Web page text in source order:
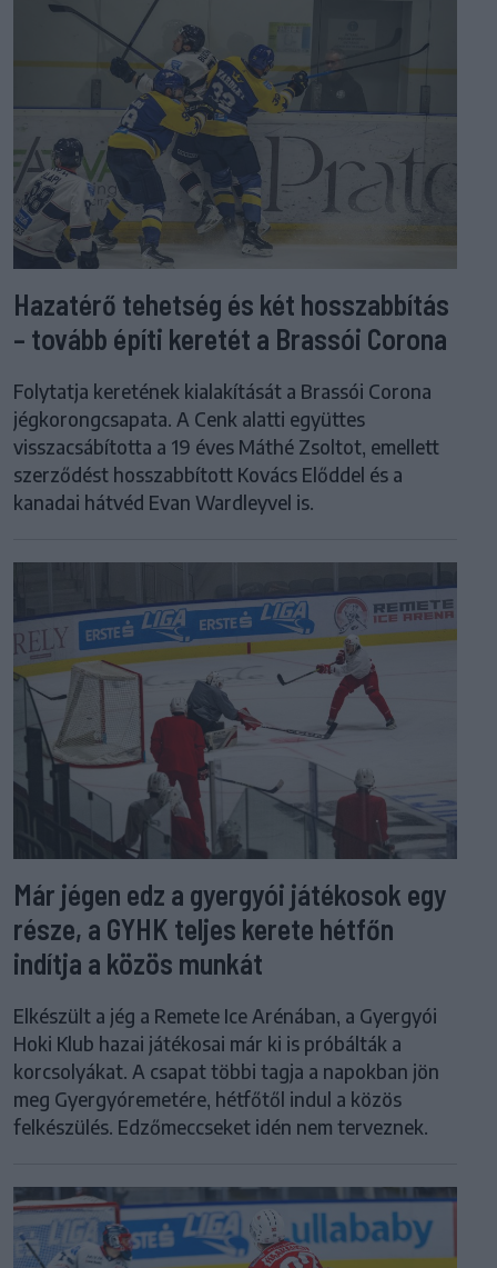
Hazatérő tehetség és két hosszabbítás
– tovább építi keretét a Brassói Corona
Folytatja keretének kialakítását a Brassói Corona
jégkorongcsapata. A Cenk alatti együttes
visszacsábította a 19 éves Máthé Zsoltot, emellett
szerződést hosszabbított Kovács Előddel és a
kanadai hátvéd Evan Wardleyvel is.
Már jégen edz a gyergyói játékosok egy
része, a GYHK teljes kerete hétfőn
indítja a közös munkát
Elkészült a jég a Remete Ice Arénában, a Gyergyói
Hoki Klub hazai játékosai már ki is próbálták a
korcsolyákat. A csapat többi tagja a napokban jön
meg Gyergyóremetére, hétfőtől indul a közös
felkészülés. Edzőmeccseket idén nem terveznek.